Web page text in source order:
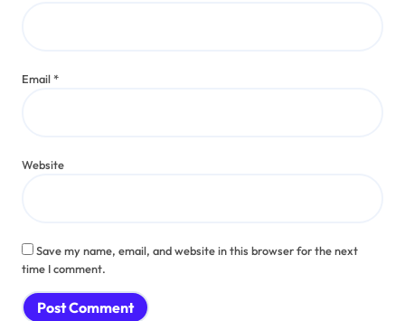
Email*
Website
Save my name, email, and website in this browser for the next
time I comment.